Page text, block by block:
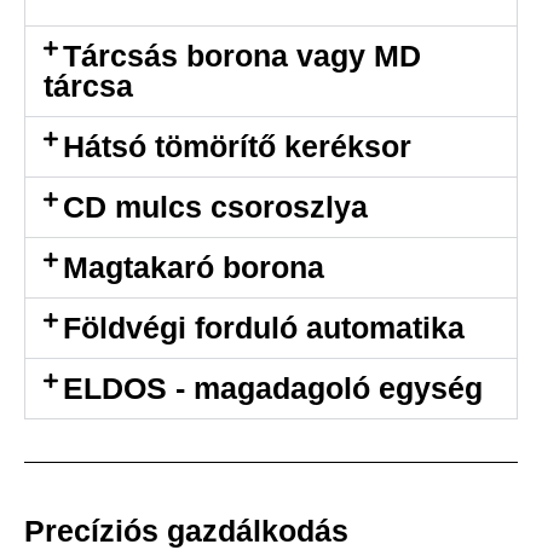
Tárcsás borona vagy MD
tárcsa
Hátsó tömörítő keréksor
CD mulcs csoroszlya
Magtakaró borona
Földvégi forduló automatika
ELDOS - magadagoló egység
Precíziós gazdálkodás